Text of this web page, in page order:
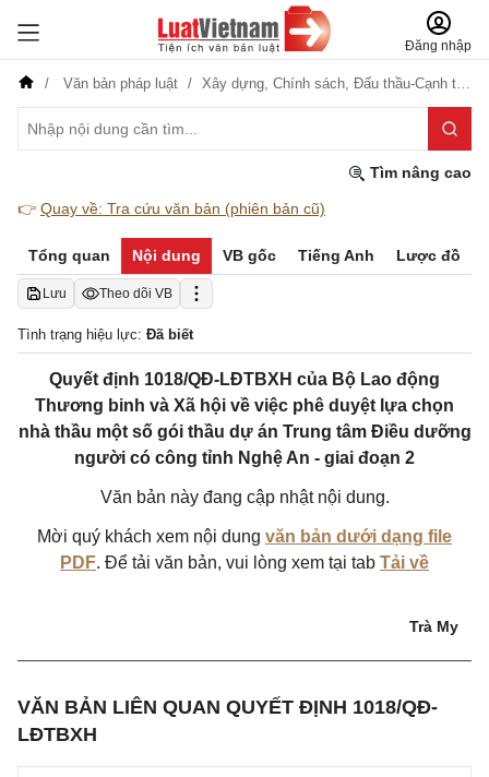
Đăng nhập
Văn bản pháp luật Xây dựng, Chính sách, Đấu thầu-Cạnh tranh
Tìm nâng cao
👉 Quay về: Tra cứu văn bản (phiên bản cũ)
Tổng quan Nội dung VB gốc Tiếng Anh Lược đồ
Lưu Theo dõi VB
Tình trạng hiệu lực: Đã biết
Quyết định 1018/QĐ-LĐTBXH của Bộ Lao động
Thương binh và Xã hội về việc phê duyệt lựa chọn
nhà thầu một số gói thầu dự án Trung tâm Điều dưỡng
người có công tỉnh Nghệ An - giai đoạn 2
Văn bản này đang cập nhật nội dung.
Mời quý khách xem nội dung văn bản dưới dạng file
PDF. Để tải văn bản, vui lòng xem tại tab Tải về
Trà My
VĂN BẢN LIÊN QUAN QUYẾT ĐỊNH 1018/QĐ-
LĐTBXH